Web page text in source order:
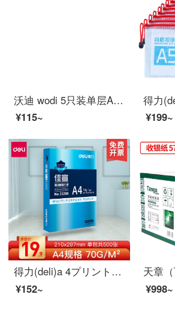
沃迪 wodi 5只装单层A4球纹网格防水ジッパー文件袋/彩色科目资料袋 五色 WD-QWD-001
¥115~
¥199~
得力(deli)a 4プリント用紙a 4用紙プリント白い紙コピー用紙70 g 80 g offティス用プリント用紙A 4厚のフルケース佳宣-A 4用紙-70 g
¥152~
¥998~